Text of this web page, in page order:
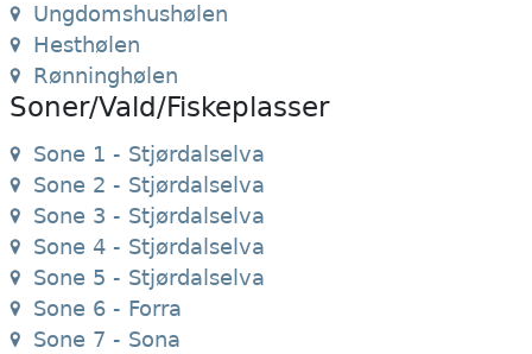
Ungdomshushølen
Hesthølen
Rønninghølen
Soner/Vald/Fiskeplasser
Sone 1 - Stjørdalselva
Sone 2 - Stjørdalselva
Sone 3 - Stjørdalselva
Sone 4 - Stjørdalselva
Sone 5 - Stjørdalselva
Sone 6 - Forra
Sone 7 - Sona